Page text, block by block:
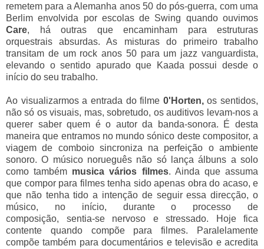
remetem para a Alemanha anos 50 do pós-guerra, com uma
Berlim envolvida por escolas de Swing quando ouvimos
Care, há outras que encaminham para estruturas
orquestrais absurdas. As misturas do primeiro trabalho
transitam de um rock anos 50 para um jazz vanguardista,
elevando o sentido apurado que Kaada possui desde o
início do seu trabalho.
Ao visualizarmos a entrada do filme 0'Horten,os sentidos,
não só os visuais, mas, sobretudo, os auditivos levam-nos a
querer saber quem é o autor da banda-sonora. É desta
maneira que entramos no mundo sónico deste compositor, a
viagem de comboio sincroniza na perfeição o ambiente
sonoro. O músico norueguês não só lança álbuns a solo
como também musica vários filmes. Ainda que assuma
que compor para filmes tenha sido apenas obra do acaso, e
que não tenha tido a intenção de seguir essa direcção, o
músico, no início, durante o processo de
composição, sentia-se nervoso e stressado. Hoje fica
contente quando compõe para filmes. Paralelamente
compõe também para documentários e televisão e acredita